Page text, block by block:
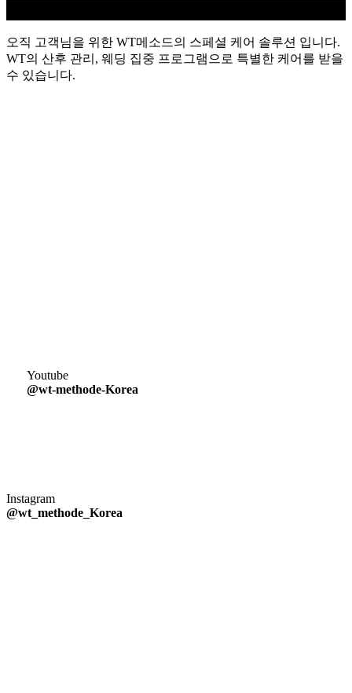
오직 고객님을 위한 WT메소드의 스페셜 케어 솔루션 입니다.
WT의 산후 관리, 웨딩 집중 프로그램으로 특별한 케어를 받을
수 있습니다.
Youtube
@wt-methode-Korea
Instagram
@wt_methode_Korea